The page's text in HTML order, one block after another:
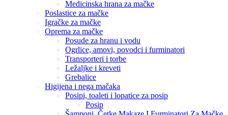
Medicinska hrana za mačke
Poslastice za mačke
Igračke za mačke
Oprema za mačke
Posude za hranu i vodu
Ogrlice, amovi, povodci i furminatori
Transporteri i torbe
Ležaljke i kreveti
Grebalice
Higijena i nega mačaka
Posipi, toaleti i lopatice za posip
Posip